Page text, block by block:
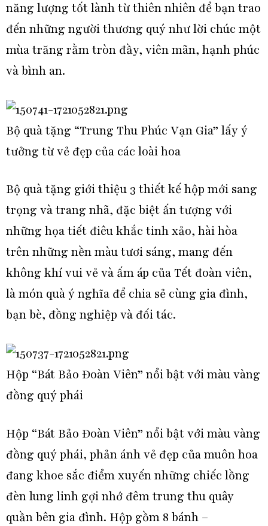
năng lượng tốt lành từ thiên nhiên để bạn trao
đến những người thương quý như lời chúc một
mùa trăng rằm tròn đầy, viên mãn, hạnh phúc
và bình an.
Bộ quà tặng “Trung Thu Phúc Vạn Gia” lấy ý
tưởng từ vẻ đẹp của các loài hoa
Bộ quà tặng giới thiệu 3 thiết kế hộp mới sang
trọng và trang nhã, đặc biệt ấn tượng với
những họa tiết điêu khắc tinh xảo, hài hòa
trên những nền màu tươi sáng, mang đến
không khí vui vẻ và ấm áp của Tết đoàn viên,
là món quà ý nghĩa để chia sẻ cùng gia đình,
bạn bè, đồng nghiệp và đối tác.
Hộp “Bát Bảo Đoàn Viên” nổi bật với màu vàng
đồng quý phái
Hộp “Bát Bảo Đoàn Viên” nổi bật với màu vàng
đồng quý phái, phản ánh vẻ đẹp của muôn hoa
đang khoe sắc điểm xuyến những chiếc lồng
đèn lung linh gợi nhớ đêm trung thu quây
quần bên gia đình. Hộp gồm 8 bánh –